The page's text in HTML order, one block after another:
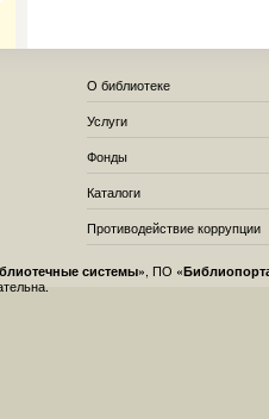
О библиотеке
Услуги
Фонды
Каталоги
Противодействие коррупции
системы» , ПО